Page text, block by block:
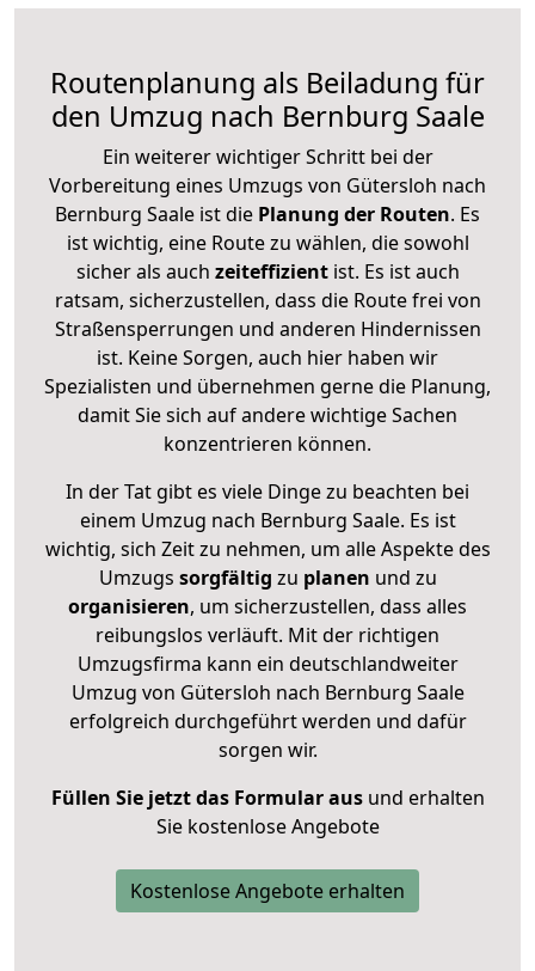
Routenplanung als Beiladung für
den Umzug nach Bernburg Saale
Ein weiterer wichtiger Schritt bei der
Vorbereitung eines Umzugs von Gütersloh nach
Bernburg Saale ist die Planung der Routen. Es
ist wichtig, eine Route zu wählen, die sowohl
sicher als auch zeiteffizientist. Es ist auch
ratsam, sicherzustellen, dass die Route frei von
Straßensperrungen und anderen Hindernissen
ist. Keine Sorgen, auch hier haben wir
Spezialisten und übernehmen gerne die Planung,
damit Sie sich auf andere wichtige Sachen
konzentrieren können.
In der Tat gibt es viele Dinge zu beachten bei
einem Umzug nach Bernburg Saale. Es ist
wichtig, sich Zeit zu nehmen, um alle Aspekte des
Umzugs sorgfältig zu planen und zu
organisieren, um sicherzustellen, dass alles
reibungslos verläuft. Mit der richtigen
Umzugsfirma kann ein deutschlandweiter
Umzug von Gütersloh nach Bernburg Saale
erfolgreich durchgeführt werden und dafür
sorgen wir.
Füllen Sie jetzt das Formular ausund erhalten
Sie kostenlose Angebote
Kostenlose Angebote erhalten